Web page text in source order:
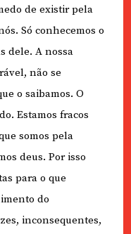
de existir pela
Só conhecemos o
dele. A nossa
não se
o saibamos. O
Estamos fracos
somos pela
deus. Por isso
para o que
do
inconsequentes,